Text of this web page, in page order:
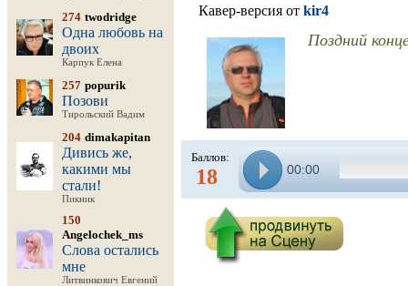
274 twodridge
Одна любовь на
двоих
Карпук Елена
257 popurik
Позови
Тирольский Вадим
204 dimakapitan
Дивись же,
какими мы
стали!
Пикник
150
Angelochek_ms
Слова остались
мне
Литвинкович Евгений
Кавер-версия от kir4
Поздний
Баллов:
18 00:00